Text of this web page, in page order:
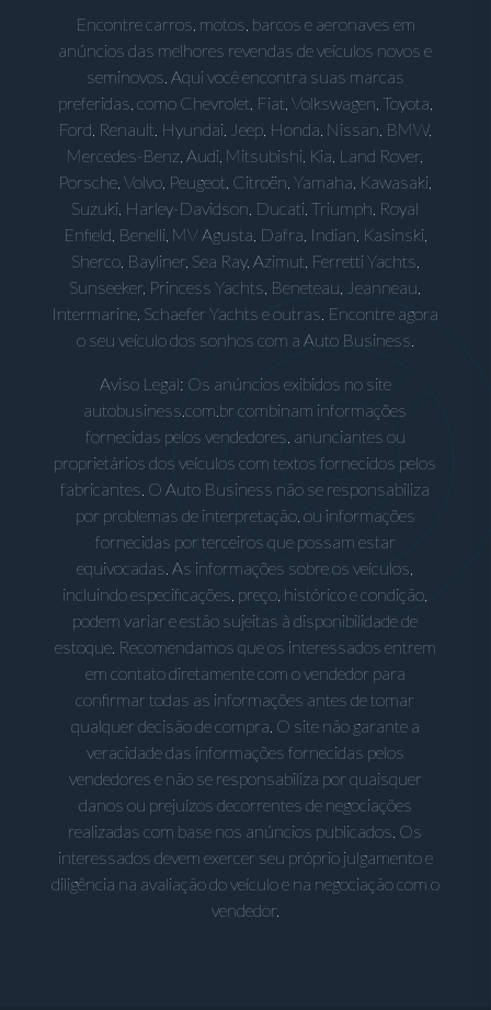
Encontre carros, motos, barcos e aeronaves em
anúncios das melhores revendas de veículos novos e
seminovos. Aqui você encontra suas marcas
preferidas, como Chevrolet, Fiat, Volkswagen, Toyota,
Ford, Renault, Hyundai, Jeep, Honda, Nissan, BMW,
Mercedes-Benz, Audi, Mitsubishi, Kia, Land Rover,
Porsche, Volvo, Peugeot, Citroën, Yamaha, Kawasaki,
Suzuki, Harley-Davidson, Ducati, Triumph, Royal
Enfield, Benelli, MV Agusta, Dafra, Indian, Kasinski,
Sherco, Bayliner, Sea Ray, Azimut, Ferretti Yachts,
Sunseeker, Princess Yachts, Beneteau, Jeanneau,
Intermarine, Schaefer Yachts e outras. Encontre agora
o seu veículo dos sonhos com a Auto Business.
Aviso Legal: Os anúncios exibidos no site
autobusiness.com.br combinam informações
fornecidas pelos vendedores, anunciantes ou
proprietários dos veículos com textos fornecidos pelos
fabricantes. O Auto Business não se responsabiliza
por problemas de interpretação, ou informações
fornecidas por terceiros que possam estar
equivocadas. As informações sobre os veículos,
incluindo especificações, preço, histórico e condição,
podem variar e estão sujeitas à disponibilidade de
estoque. Recomendamos que os interessados entrem
em contato diretamente com o vendedor para
confirmar todas as informações antes de tomar
qualquer decisão de compra. O site não garante a
veracidade das informações fornecidas pelos
vendedores e não se responsabiliza por quaisquer
danos ou prejuízos decorrentes de negociações
realizadas com base nos anúncios publicados. Os
interessados devem exercer seu próprio julgamento e
diligência na avaliação do veículo e na negociação com o
vendedor.